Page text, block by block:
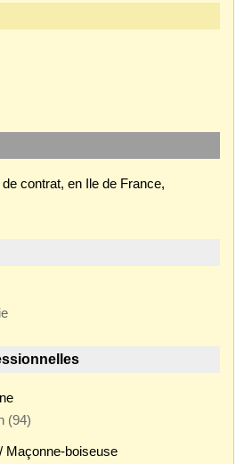
contrat, en Ile de France,
(94)
Maçonne-boiseuse